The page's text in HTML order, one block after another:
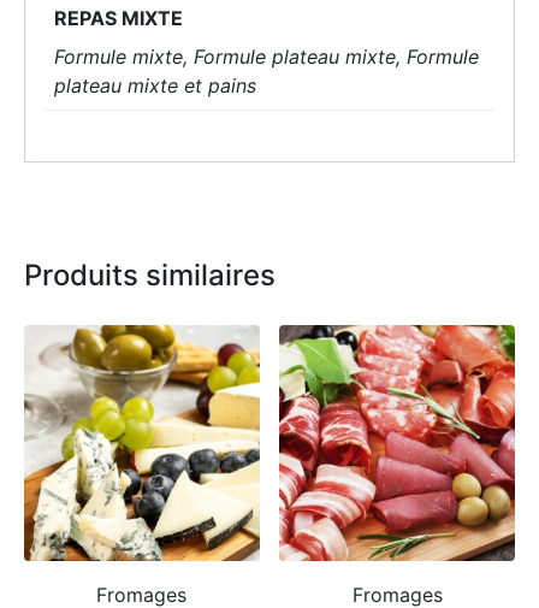
REPAS MIXTE
Formule mixte, Formule plateau mixte, Formule
plateau mixte et pains
Produits similaires
Fromages
Fromages